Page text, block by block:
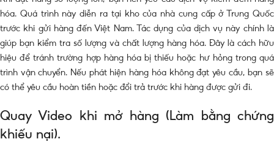
hóa. Quá trình này diễn ra tại kho của nhà cung cấp ở Trung Quốc
trước khi gửi hàng đến Việt Nam. Tác dụng của dịch vụ này chính là
giúp bạn kiểm tra số lượng và chất lượng hàng hóa. Đây là cách hữu
hiệu để tránh trường hợp hàng hóa bị thiếu hoặc hư hỏng trong quá
trình vận chuyển. Nếu phát hiện hàng hóa không đạt yêu cầu, bạn sẽ
có thể yêu cầu hoàn tiền hoặc đổi trả trước khi hàng được gửi đi.
Quay Video khi mở hàng (Làm bằng chứng
khiếu nại).